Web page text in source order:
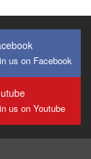
us on Facebook
us on Youtube